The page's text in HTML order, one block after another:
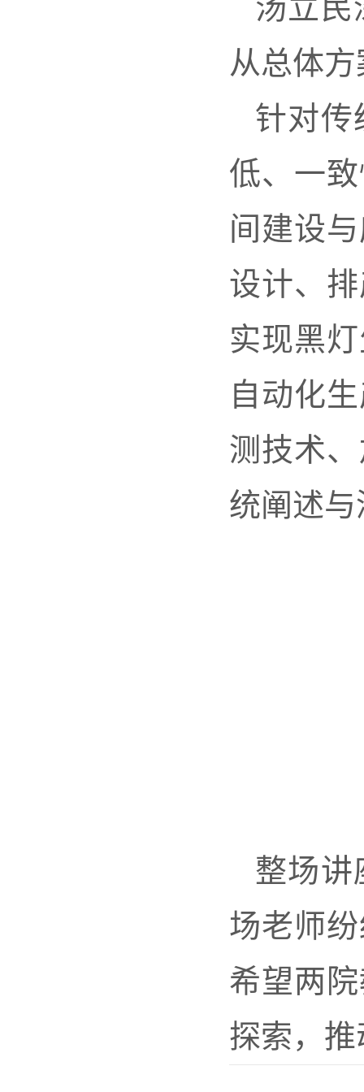
汤立民
从总体
针对传
低、一
间建设
设计、
实现黑
自动化
测技术
统阐述
整场讲
场老师
希望两
探索，